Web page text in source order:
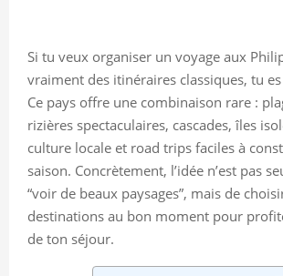
Si tu veux organiser un voyage aux
vraiment des itinéraires classiques, tu
Ce pays offre une combinaison rare :
rizières spectaculaires, cascades, îles
culture locale et road trips faciles à
saison. Concrètement, l’idée n’est pas
“voir de beaux paysages”, mais de
destinations au bon moment pour
de ton séjour.